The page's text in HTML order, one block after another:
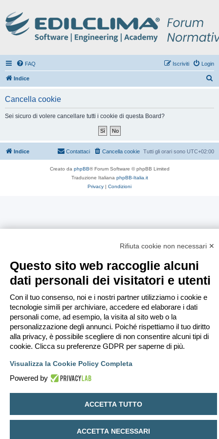
FAQ Login
Iscriviti
Indice
Cancella cookie
Sei sicuro di volere cancellare tutti i cookie di questa Board?
Indice Tutti gli orari sono UTC+02:00
Cancella cookie
Contattaci
Creato da phpBB® Forum Software © phpBB Limited
Traduzione Italiana phpBB-Italia.it
Privacy | Condizioni
Rifiuta cookie non necessari ✕
Questo sito web raccoglie alcuni
dati personali dei visitatori e utenti
Con il tuo consenso, noi e i nostri partner utilizziamo i cookie e
tecnologie simili per archiviare, accedere ed elaborare i dati
personali come, ad esempio, la visita al sito web o la
personalizzazione degli annunci. Poiché rispettiamo il tuo diritto
alla privacy, è possibile scegliere di non consentire alcuni tipi di
cookie. Clicca su preferenze GDPR per saperne di più.
Visualizza la Cookie Policy Completa
Powered by
ACCETTA TUTTO
ACCETTA NECESSARI